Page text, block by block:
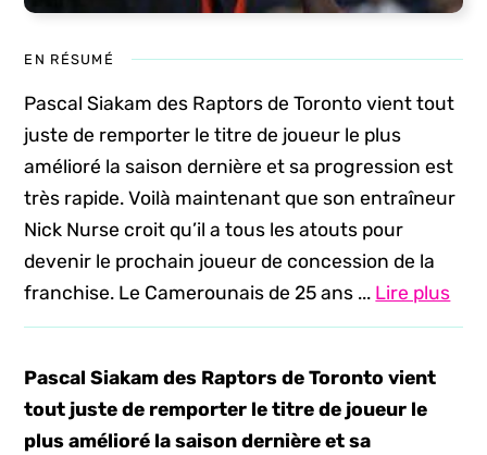
EN RÉSUMÉ
Pascal Siakam des Raptors de Toronto vient tout
juste de remporter le titre de joueur le plus
amélioré la saison dernière et sa progression est
très rapide. Voilà maintenant que son entraîneur
Nick Nurse croit qu’il a tous les atouts pour
devenir le prochain joueur de concession de la
franchise. Le Camerounais de 25 ans ... Lire plus
Pascal Siakam des Raptors de Toronto vient
tout juste de remporter le titre de joueur le
plus amélioré la saison dernière et sa